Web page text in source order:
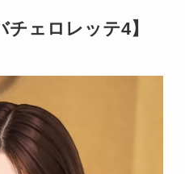
ェロレッテ4】